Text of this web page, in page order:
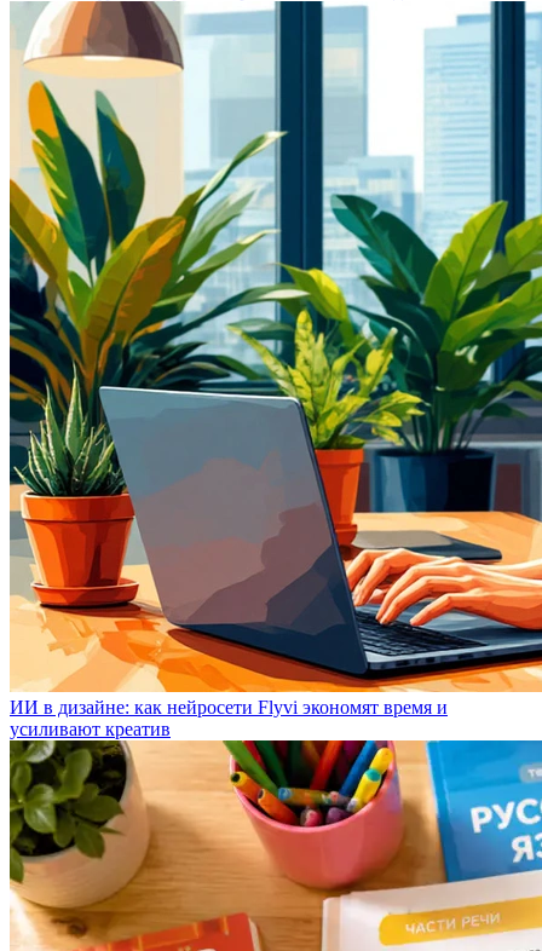
ИИ в дизайне: как нейросети Flyvi экономят время и
усиливают креатив